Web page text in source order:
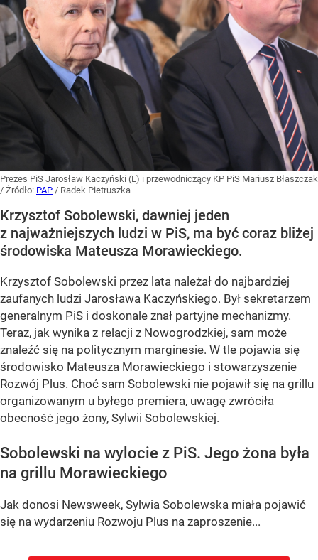
Prezes PiS Jarosław Kaczyński (L) i przewodniczący KP PiS Mariusz Błaszczak
/ Źródło: PAP / Radek Pietruszka
Krzysztof Sobolewski, dawniej jeden
z najważniejszych ludzi w PiS, ma być coraz bliżej
środowiska Mateusza Morawieckiego.
Krzysztof Sobolewski przez lata należał do najbardziej
zaufanych ludzi Jarosława Kaczyńskiego. Był sekretarzem
generalnym PiS i doskonale znał partyjne mechanizmy.
Teraz, jak wynika z relacji z Nowogrodzkiej, sam może
znaleźć się na politycznym marginesie. W tle pojawia się
środowisko Mateusza Morawieckiego i stowarzyszenie
Rozwój Plus. Choć sam Sobolewski nie pojawił się na grillu
organizowanym u byłego premiera, uwagę zwróciła
obecność jego żony, Sylwii Sobolewskiej.
Sobolewski na wylocie z PiS. Jego żona była
na grillu Morawieckiego
Jak donosi Newsweek, Sylwia Sobolewska miała pojawić
się na wydarzeniu Rozwoju Plus na zaproszenie...